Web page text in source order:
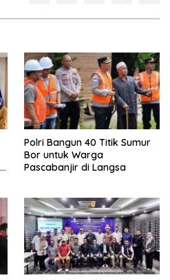
Polri Bangun 40 Titik Sumur
Bor untuk Warga
Pascabanjir di Langsa